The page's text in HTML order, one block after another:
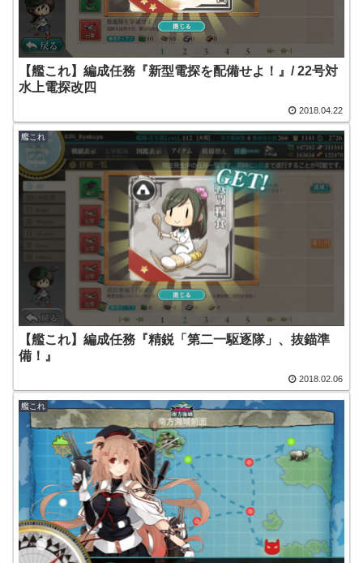
【艦これ】編成任務『新型電探を配備せよ！』/ 22号対
水上電探改四
2018.04.22
艦これ
【艦これ】編成任務『精鋭「第二一駆逐隊」、抜錨準
備！』
2018.02.06
艦これ